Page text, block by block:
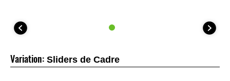
Variation: Sliders de Cadre